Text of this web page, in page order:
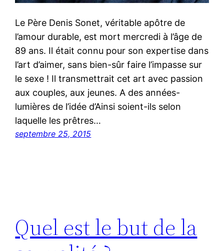
Le Père Denis Sonet, véritable apôtre de
l’amour durable, est mort mercredi à l’âge de
89 ans. Il était connu pour son expertise dans
l’art d’aimer, sans bien-sûr faire l’impasse sur
le sexe ! Il transmettrait cet art avec passion
aux couples, aux jeunes. A des années-
lumières de l’idée d’Ainsi soient-ils selon
laquelle les prêtres…
septembre 25, 2015
Quel est le but de la